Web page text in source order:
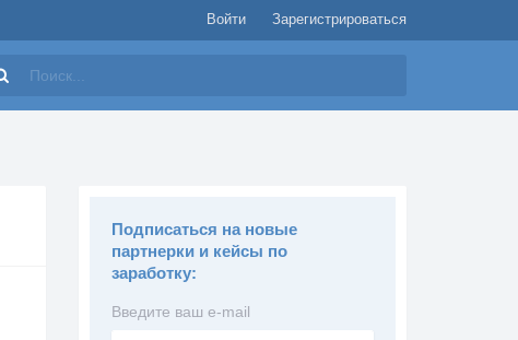
Войти Зарегистрироваться
Найти
Подписаться на новые
партнерки и кейсы по
заработку:
Введите ваш e-mail